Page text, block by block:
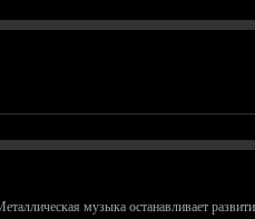
музыка останавливает